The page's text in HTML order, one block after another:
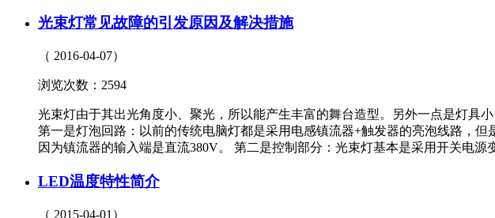
光束灯常见故障的引发原因及解决措施
（ 2016-04-07）
浏览次数：2594
光束灯由于其出光角度小、聚光，所以能产生丰富的舞台造型。另外一点是灯具
第一是灯泡回路：以前的传统电脑灯都是采用电感镇流器+触发器的亮泡线路，
因为镇流器的输入端是直流380V。 第二是控制部分：光束灯基本是采用开关电
LED温度特性简介
（ 2015-04-01）